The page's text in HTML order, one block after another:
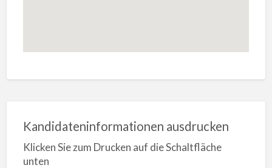
Kandidateninformationen ausdrucken
Klicken Sie zum Drucken auf die Schaltfläche
unten